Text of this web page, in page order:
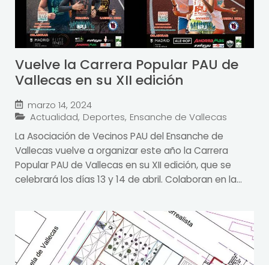
Vuelve la Carrera Popular PAU de
Vallecas en su XII edición
marzo 14, 2024
Actualidad, Deportes, Ensanche de Vallecas
La Asociación de Vecinos PAU del Ensanche de
Vallecas vuelve a organizar este año la Carrera
Popular PAU de Vallecas en su XII edición, que se
celebrará los días 13 y 14 de abril. Colaboran en la...